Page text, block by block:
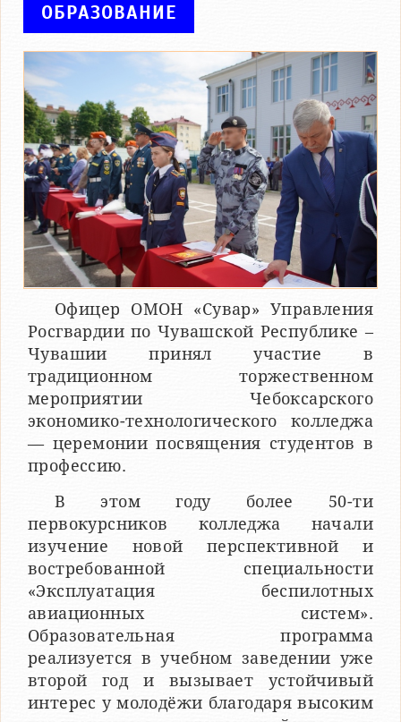
ОБРАЗОВАНИЕ
Офицер ОМОН «Сувар» Управления
Росгвардии по Чувашской Республике –
Чувашии принял участие в
традиционном торжественном
мероприятии Чебоксарского
экономико-технологического колледжа
— церемонии посвящения студентов в
профессию.
В этом году более 50-ти
первокурсников колледжа начали
изучение новой перспективной и
востребованной специальности
«Эксплуатация беспилотных
авиационных систем».
Образовательная программа
реализуется в учебном заведении уже
второй год и вызывает устойчивый
интерес у молодёжи благодаря высоким